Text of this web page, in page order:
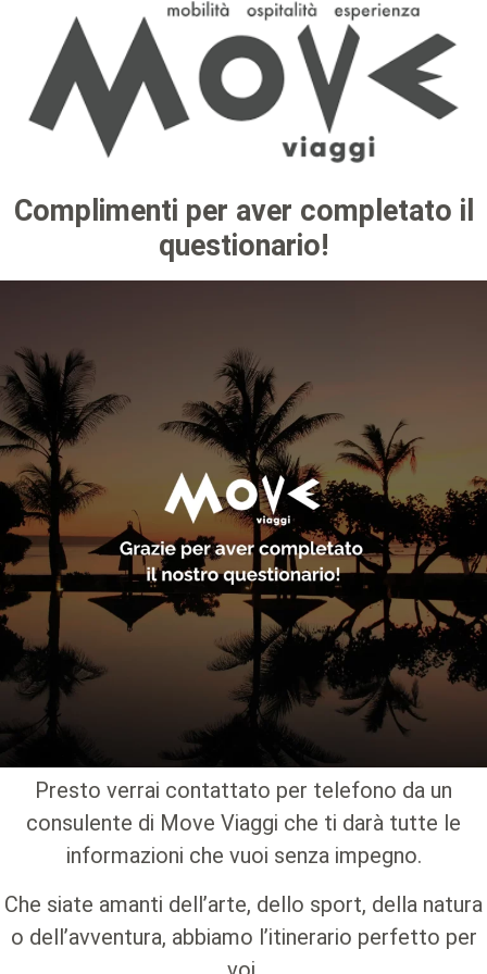
Complimenti per aver completato il
questionario!
Presto verrai contattato per telefono da un
consulente di Move Viaggi che ti darà tutte le
informazioni che vuoi senza impegno.
Che siate amanti dell’arte, dello sport, della natura
o dell’avventura, abbiamo l’itinerario perfetto per